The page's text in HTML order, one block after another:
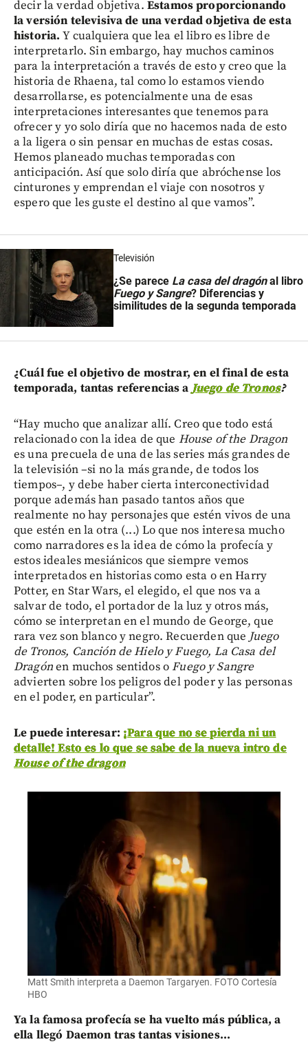
decir la verdad objetiva. Estamos proporcionando
la versión televisiva de una verdad objetiva de esta
historia. Y cualquiera que lea el libro es libre de
interpretarlo. Sin embargo, hay muchos caminos
para la interpretación a través de esto y creo que la
historia de Rhaena, tal como lo estamos viendo
desarrollarse, es potencialmente una de esas
interpretaciones interesantes que tenemos para
ofrecer y yo solo diría que no hacemos nada de esto
a la ligera o sin pensar en muchas de estas cosas.
Hemos planeado muchas temporadas con
anticipación. Así que solo diría que abróchense los
cinturones y emprendan el viaje con nosotros y
espero que les guste el destino al que vamos”.
Televisión
¿Se parece La casa del dragónal libro
Fuego y Sangre? Diferencias y
similitudes de la segunda temporada
¿Cuál fue el objetivo de mostrar, en el final de esta
temporada, tantas referencias aJuego de Tronos?
“Hay mucho que analizar allí. Creo que todo está
relacionado con la idea de que House of the Dragon
es una precuela de una de las series más grandes de
la televisión –si no la más grande, de todos los
tiempos–, y debe haber cierta interconectividad
porque además han pasado tantos años que
realmente no hay personajes que estén vivos de una
que estén en la otra (...) Lo que nos interesa mucho
como narradores es la idea de cómo la profecía y
estos ideales mesiánicos que siempre vemos
interpretados en historias como esta o en Harry
Potter, en Star Wars, el elegido, el que nos va a
salvar de todo, el portador de la luz y otros más,
cómo se interpretan en el mundo de George, que
rara vez son blanco y negro. Recuerden que Juego
de Tronos, Canción de Hielo y Fuego, La Casa del
Dragónen muchos sentidos oFuego y Sangre
advierten sobre los peligros del poder y las personas
en el poder, en particular”.
Le puede interesar: ¡Para que no se pierda ni un
detalle! Esto es lo que se sabe de la nueva intro de
House of the dragon
Matt Smith interpreta a Daemon Targaryen. FOTO Cortesía
HBO
Ya la famosa profecía se ha vuelto más pública, a
ella llegó Daemon tras tantas visiones...